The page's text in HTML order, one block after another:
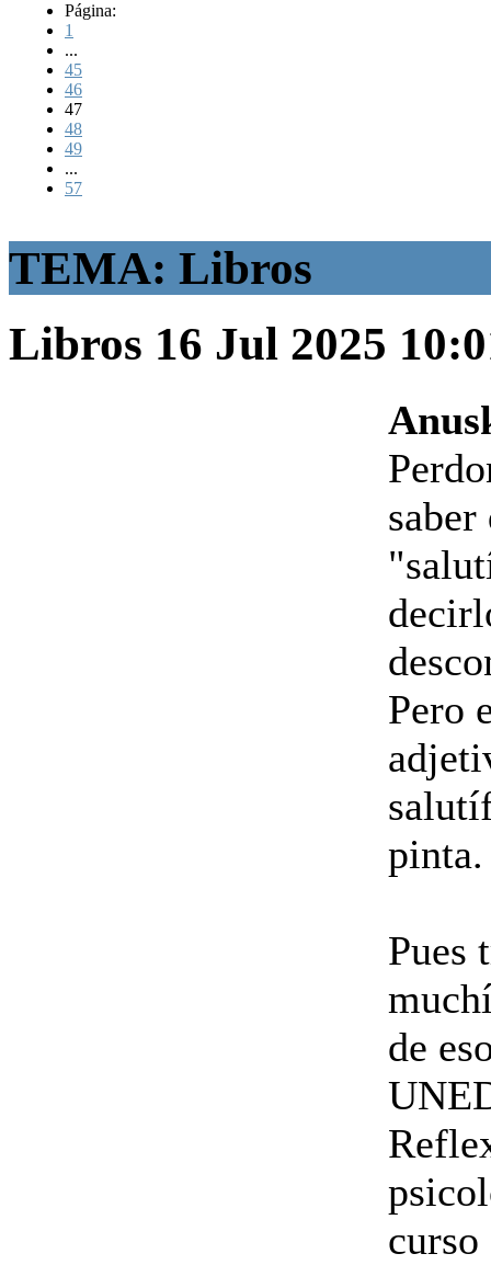
Página:
1
...
45
46
47
48
49
...
57
TEMA: Libros
Libros 16 Jul 2025
Pero
pinta.
Pues
de
curso